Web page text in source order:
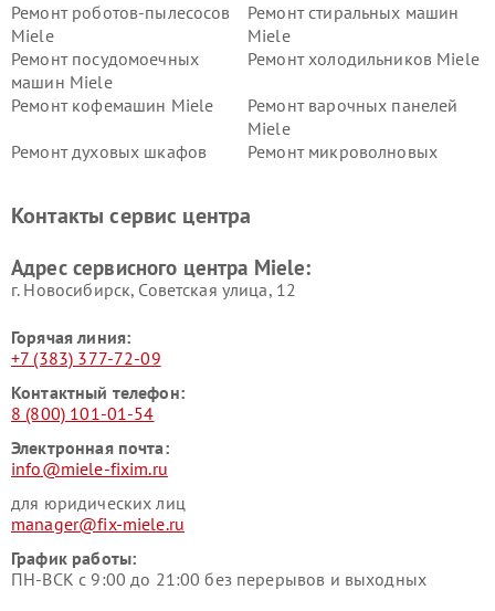
Ремонт роботов-пылесосов
Miele
Ремонт стиральных машин
Miele
Ремонт посудомоечных
машин Miele
Ремонт холодильников Miele
Ремонт кофемашин Miele
Ремонт варочных панелей
Miele
Ремонт духовых шкафов
Ремонт микроволновых
Miele
Miele
пылесосов Miele
Контакты сервис центра
Адрес сервисного центра Miele:
г. Новосибирск, Советская улица, 12
Горячая линия:
+7 (383) 377-72-09
Контактный телефон:
8 (800) 101-01-54
Электронная почта:
info@miele-fixim.ru
для юридических лиц
manager@fix-miele.ru
График работы:
ПН-ВСК с 9:00 до 21:00 без перерывов и выходных